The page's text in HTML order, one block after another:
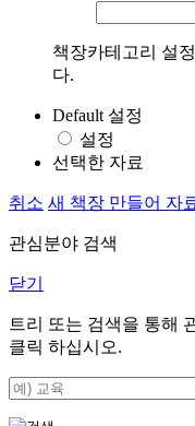
책장카테고리 설
다.
Default 설정
설정
선택한 자료
취소 새 책장 만들어 자
관심분야 검색
닫기
트리 또는 검색을 통해
클릭 하십시오.